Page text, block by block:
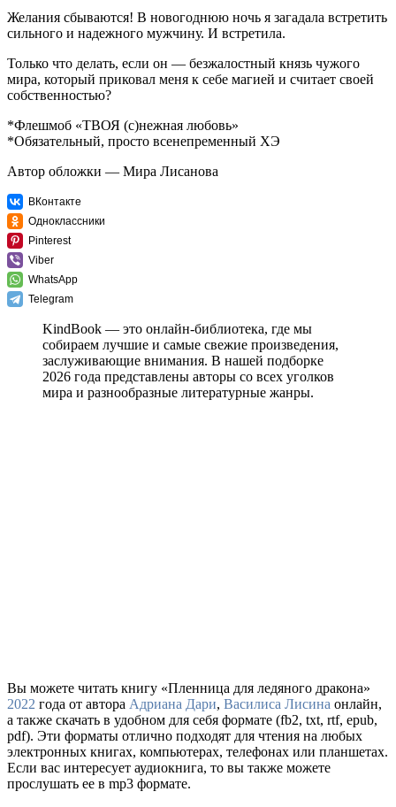
Желания сбываются! В новогоднюю ночь я загадала встретить
сильного и надежного мужчину. И встретила.
Только что делать, если он — безжалостный князь чужого
мира, который приковал меня к себе магией и считает своей
собственностью?
*Флешмоб «ТВОЯ (с)нежная любовь»
*Обязательный, просто всенепременный ХЭ
Автор обложки — Мира Лисанова
ВКонтакте
Одноклассники
Pinterest
Viber
WhatsApp
Telegram
KindBook — это онлайн-библиотека, где мы
собираем лучшие и самые свежие произведения,
заслуживающие внимания. В нашей подборке
2026 года представлены авторы со всех уголков
мира и разнообразные литературные жанры.
Вы можете читать книгу «Пленница для ледяного дракона»
2022 года от автора Адриана Дари, Василиса Лисина онлайн,
а также скачать в удобном для себя формате (fb2, txt, rtf, epub,
pdf). Эти форматы отлично подходят для чтения на любых
электронных книгах, компьютерах, телефонах или планшетах.
Если вас интересует аудиокнига, то вы также можете
прослушать ее в mp3 формате.